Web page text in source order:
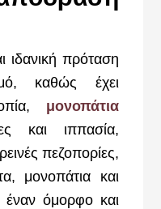
ιδανική πρόταση
καθώς έχει
μονοπάτια
και ιππασία,
πεζοπορίες,
μονοπάτια και
έναν όμορφο και